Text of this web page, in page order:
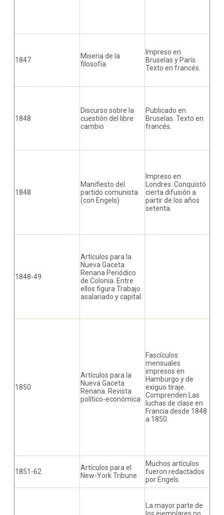
1847
Miseria de la
filosofía
Impreso en
Bruselas y París.
Texto en francés.
1848
Discurso sobre la
cuestión del libre
cambio
Publicado en
Bruselas. Texto en
francés.
1848
Manifiesto del
partido comunista
(con Engels)
Impreso en
Londres. Conquistó
cierta difusión a
partir de los años
setenta.
1848-49
Artículos para la
Nueva Gaceta
Renana Periódico
de Colonia. Entre
ellos figura Trabajo
asalariado y capital.
1850
Artículos para la
Nueva Gaceta
Renana. Revista
político-económica
Fascículos
mensuales
impresos en
Hamburgo y de
exiguo tiraje.
Comprenden Las
luchas de clase en
Francia desde 1848
a 1850.
1851-62
Artículos para el
New-York Tribune
Muchos artículos
fueron redactados
por Engels.
La mayor parte de